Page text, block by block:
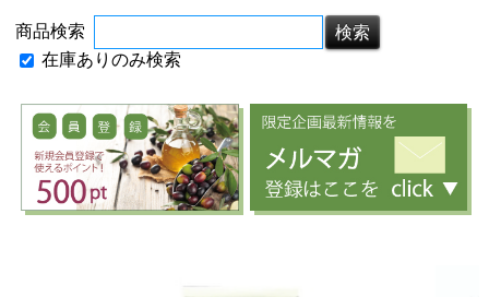
商品検索
在庫ありのみ検索